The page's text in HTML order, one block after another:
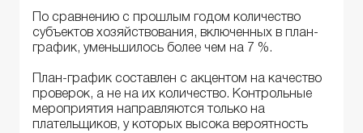
По сравнению с прошлым годом количество
субъектов хозяйствования, включенных в план-
график, уменьшилось более чем на 7 %.
План-график составлен с акцентом на качество
проверок, а не на их количество. Контрольные
мероприятия направляются только на
плательщиков, у которых высока вероятность